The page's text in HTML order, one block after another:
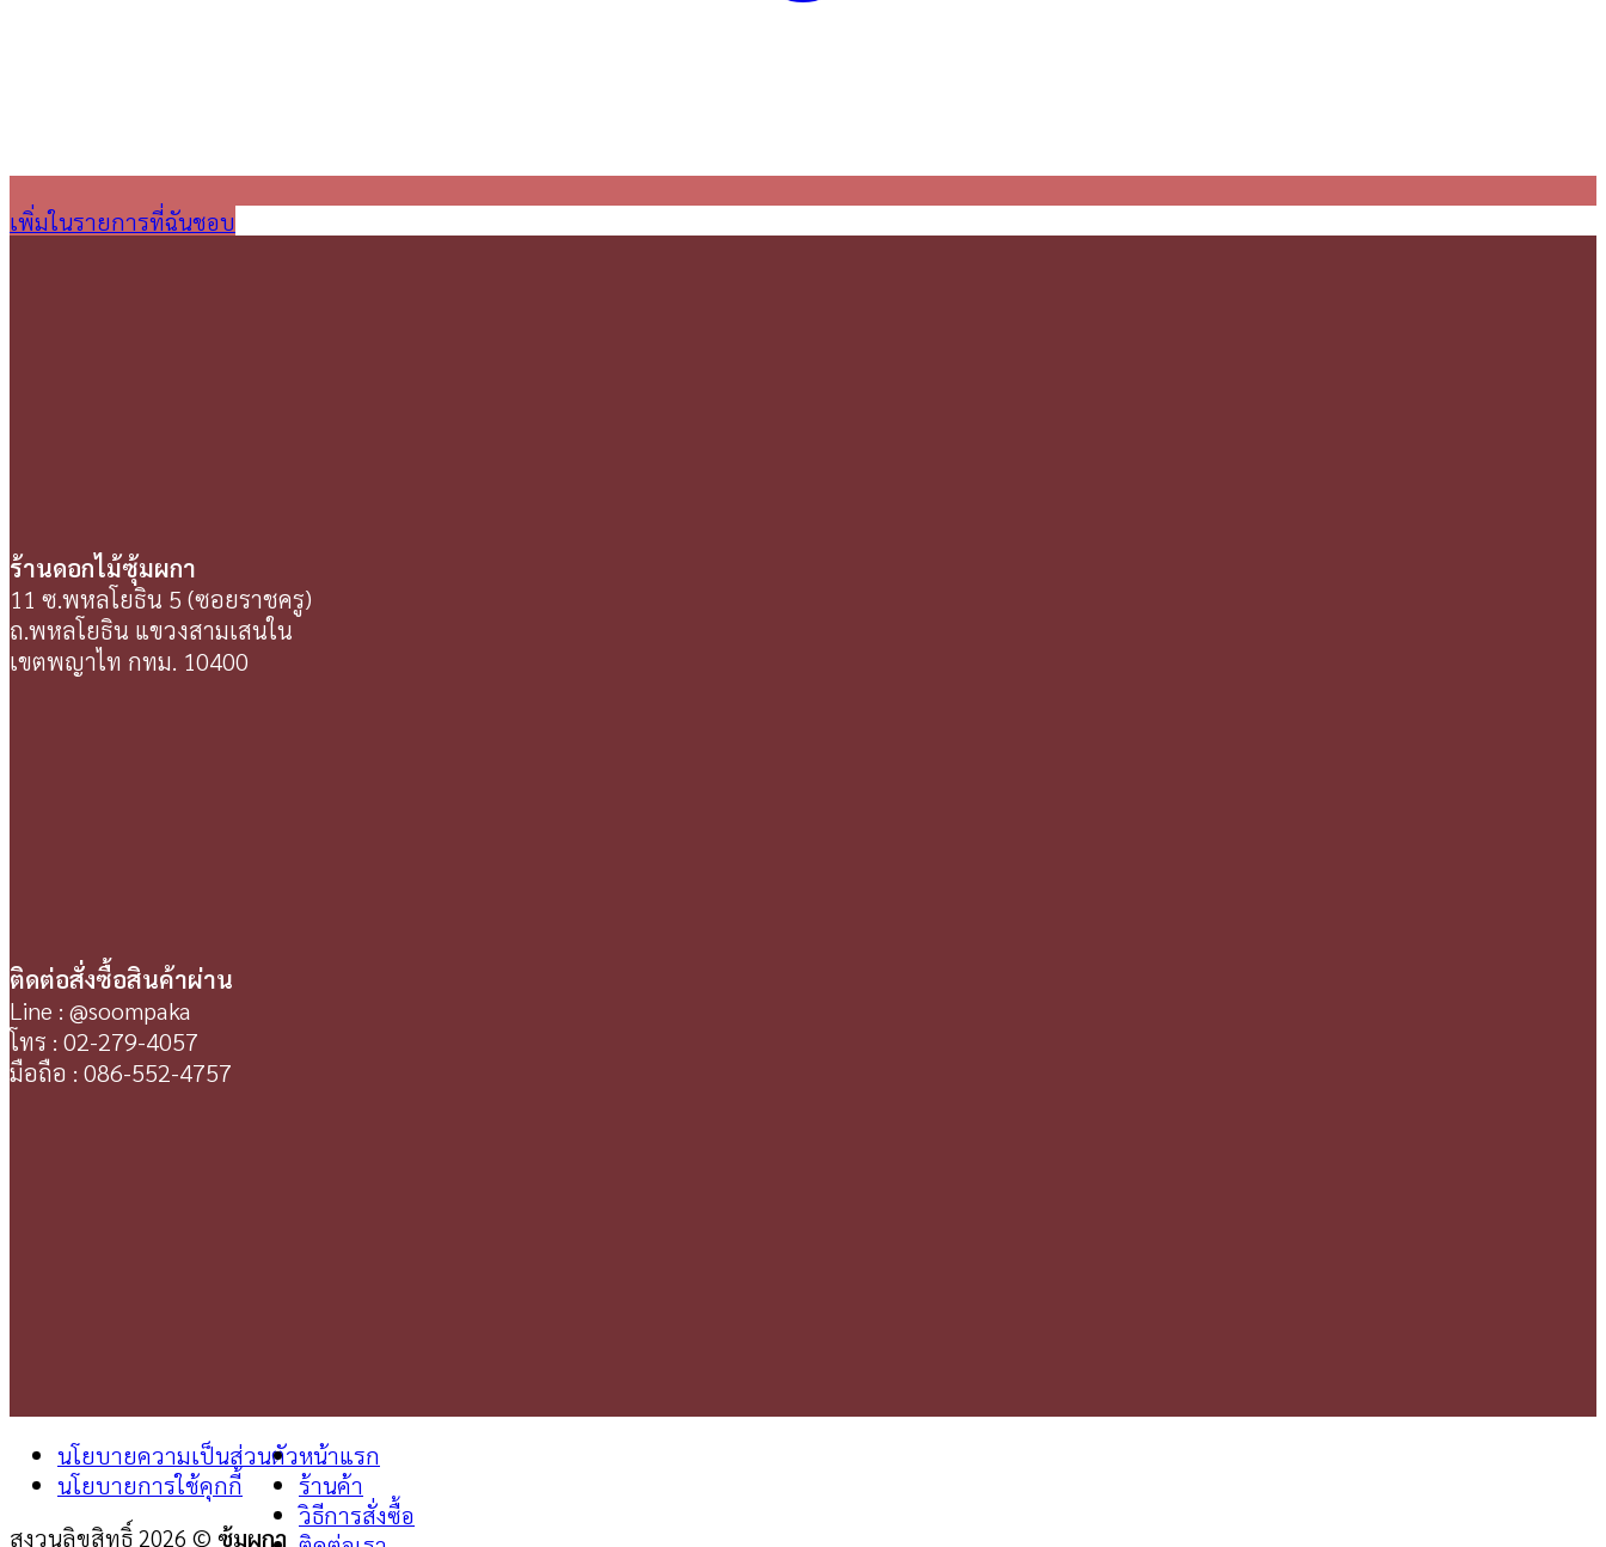
เพิ่มในรายการที่ฉันชอบ
ร้านดอกไม้ซุ้มผกา
11 ซ.พหลโยธิน 5 (ซอยราชครู)
ถ.พหลโยธิน แขวงสามเสนใน
เขตพญาไท กทม. 10400
ติดต่อสั่งซื้อสินค้าผ่าน
Line : @soompaka
โทร : 02-279-4057
มือถือ : 086-552-4757
นโยบายความเป็นส่วนตัว
นโยบายการใช้คุกกี้
สงวนลิขสิทธิ์ 2026 © ซุ้มผกา
หน้าแรก
ร้านค้า
วิธีการสั่งซื้อ